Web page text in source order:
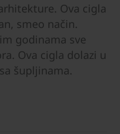
Ova cigla
smeo način.
godinama sve
Ova cigla dolazi u
šupljinama.